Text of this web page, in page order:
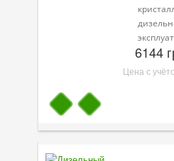
6144
Цена с